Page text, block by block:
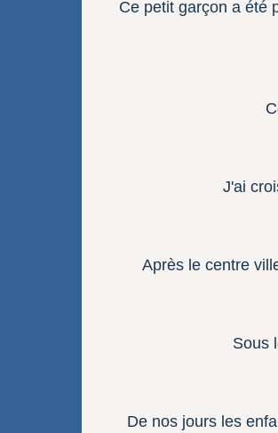
Ce petit garçon a été
J'ai
Après le centre
Sous
De nos jours les